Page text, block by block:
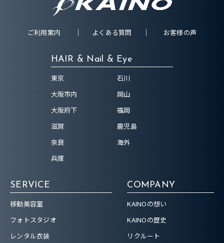
ご利用案内 よくある質問 お客様の声
HAIR & Nail & Eye
東京
大阪市内
大阪府下
滋賀
奈良
兵庫
石川
岡山
福岡
鹿児島
海外
SERVICE
移動美容室
フォトスタジオ
レンタル衣装
COMPANY
KAINOの想い
KAINOの歴史
リクルート